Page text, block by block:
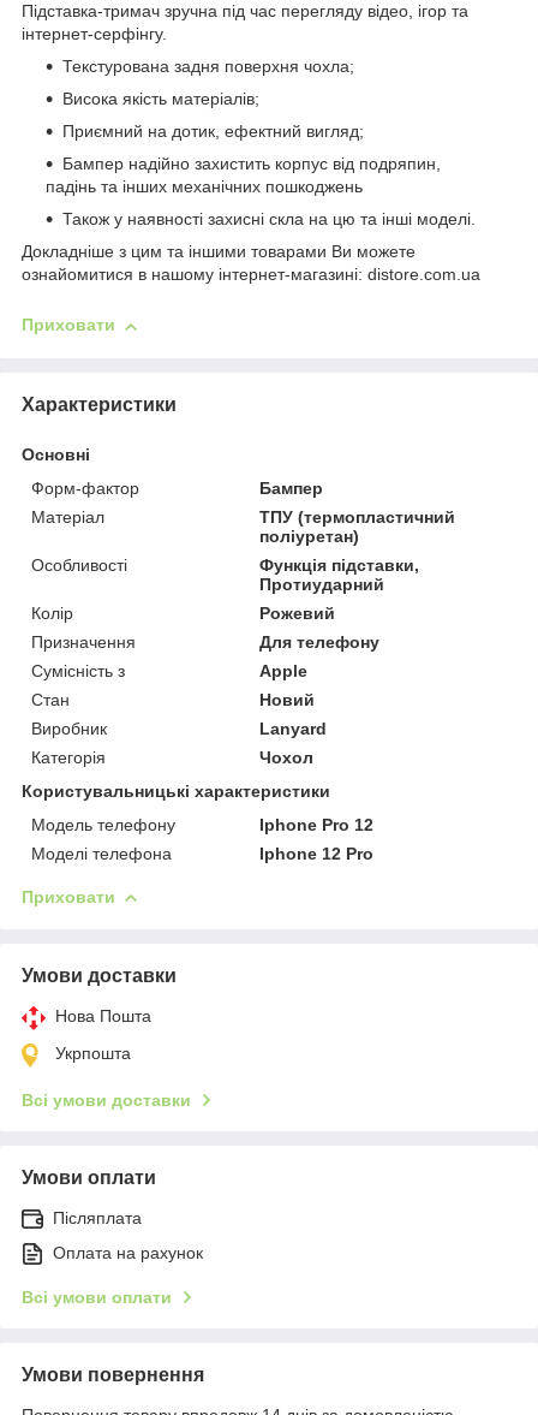
Підставка-тримач зручна під час перегляду відео, ігор та
інтернет-серфінгу.
Текстурована задня поверхня чохла;
Висока якість матеріалів;
Приємний на дотик, ефектний вигляд;
Бампер надійно захистить корпус від подряпин,
падінь та інших механічних пошкоджень
Також у наявності захисні скла на цю та інші моделі.
Докладніше з цим та іншими товарами Ви можете
ознайомитися в нашому інтернет-магазині: distore.com.ua
Приховати
Характеристики
Основні
Форм-фактор
Бампер
Матеріал
ТПУ (термопластичний
поліуретан)
Особливості
Функція підставки,
Протиударний
Колір
Рожевий
Призначення
Для телефону
Сумісність з
Apple
Стан
Новий
Виробник
Lanyard
Категорія
Чохол
Користувальницькі характеристики
Модель телефону
Iphone Pro 12
Моделі телефона
Iphone 12 Pro
Приховати
Умови доставки
Нова Пошта
Укрпошта
Всі умови доставки
Умови оплати
Післяплата
Оплата на рахунок
Всі умови оплати
Умови повернення